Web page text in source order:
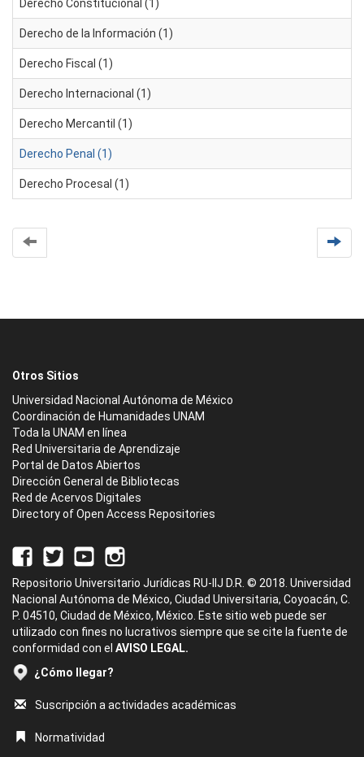
Derecho Constitucional (1)
Derecho de la Información (1)
Derecho Fiscal (1)
Derecho Internacional (1)
Derecho Mercantil (1)
Derecho Penal (1)
Derecho Procesal (1)
Otros Sitios
Universidad Nacional Autónoma de México
Coordinación de Humanidades UNAM
Toda la UNAM en línea
Red Universitaria de Aprendizaje
Portal de Datos Abiertos
Dirección General de Bibliotecas
Red de Acervos Digitales
Directory of Open Access Repositories
Repositorio Universitario Jurídicas RU-IIJ D.R. © 2018. Universidad
Nacional Autónoma de México, Ciudad Universitaria, Coyoacán, C.
P. 04510, Ciudad de México, México. Este sitio web puede ser
utilizado con fines no lucrativos siempre que se cite la fuente de
conformidad con el AVISO LEGAL.
¿Cómo llegar?
Suscripción a actividades académicas
Normatividad